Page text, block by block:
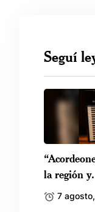
Seguí
la región y.
7